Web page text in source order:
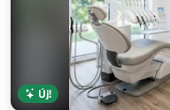
Új!